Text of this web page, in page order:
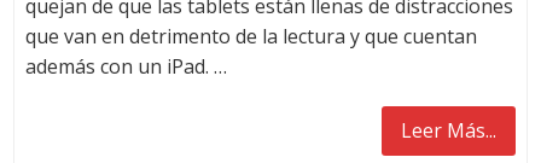
quejan de que las tablets están llenas de distracciones
que van en detrimento de la lectura y que cuentan
además con un iPad. …
Leer Más...